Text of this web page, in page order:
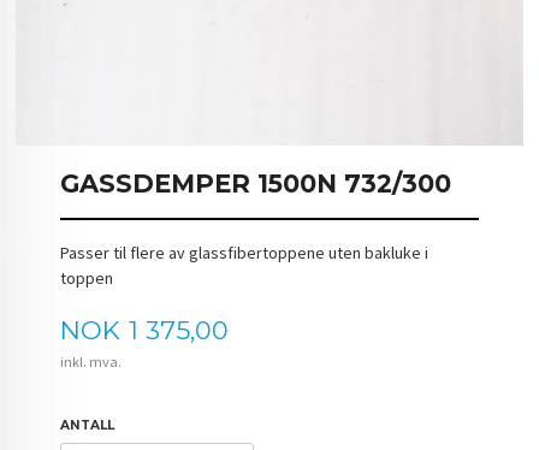
GASSDEMPER 1500N 732/300
Passer til flere av glassfibertoppene uten bakluke i
toppen
Pris
NOK 1 375,00
inkl. mva.
ANTALL